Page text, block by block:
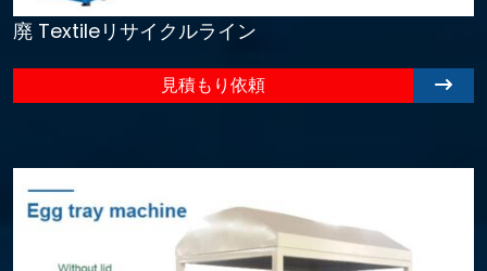
廃 Textileリサイクルライン
見積もり依頼